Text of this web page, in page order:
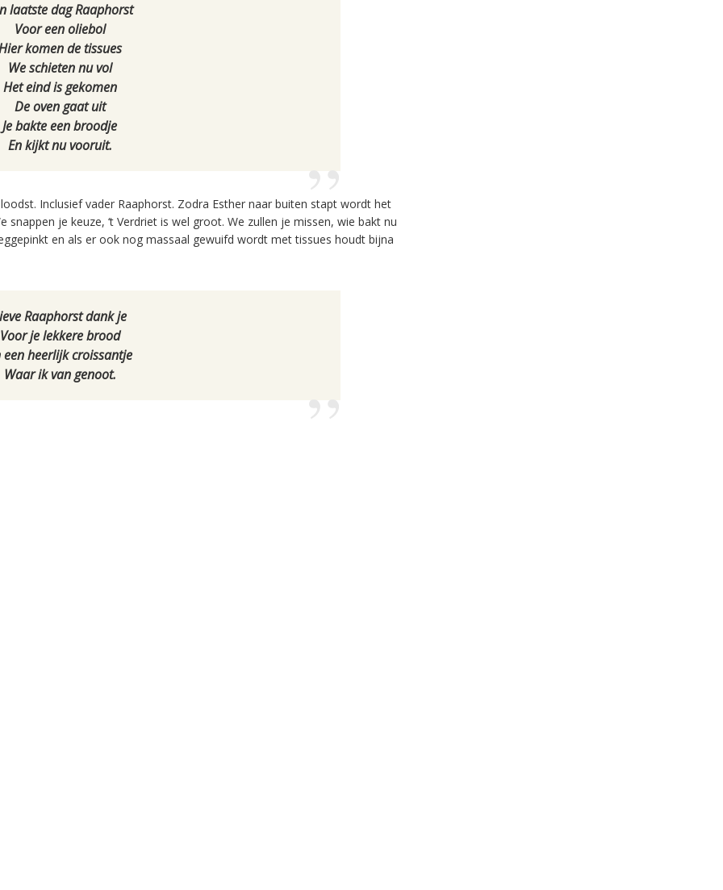
laatste dag Raaphorst
Voor een oliebol
komen de tissues
We schieten nu vol
Het eind is gekomen
De oven gaat uit
Je bakte een broodje
En kijkt nu vooruit.
Inclusief vader Raaphorst. Zodra Esther naar buiten stapt wordt het
snappen je keuze, ‘t Verdriet is wel groot. We zullen je missen, wie bakt nu
en als er ook nog massaal gewuifd wordt met tissues houdt bijna
Raaphorst dank je
Voor je lekkere brood
een heerlijk croissantje
Waar ik van genoot.